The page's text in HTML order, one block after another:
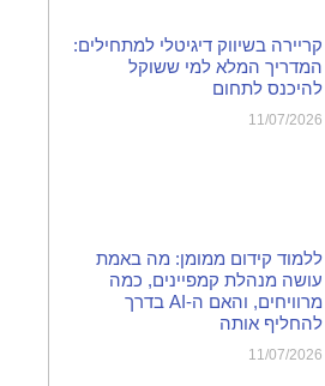
קריירה בשיווק דיגיטלי למתחילים:
המדריך המלא למי ששוקל
להיכנס לתחום
11/07/2026
ללמוד קידום ממומן: מה באמת
עושה מנהלת קמפיינים, כמה
מרוויחים, והאם ה-AI בדרך
להחליף אותה
11/07/2026